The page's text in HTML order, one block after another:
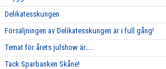
Delikatesskungen
Försäljningen av Delikatesskungen är i full gång!
Temat för årets julshow är…..
Tack Sparbanken Skåne!